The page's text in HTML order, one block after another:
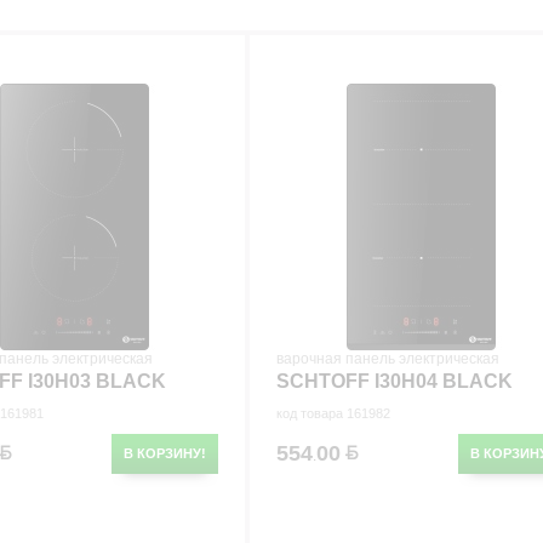
электрическая
I30H03 BLACK
В КОРЗИНУ!
варочная панель электрическая
SCHTOFF I30H04 BLACK
код товара 161982
В
554.00